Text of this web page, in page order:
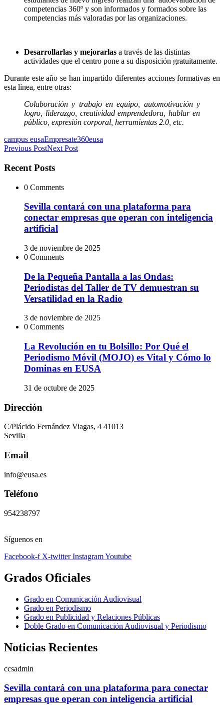
competencias 360º y son informados y formados sobre las
competencias más valoradas por las organizaciones.
Desarrollarlas y mejorarlas a través de las distintas
actividades que el centro pone a su disposición gratuitamente.
Durante este año se han impartido diferentes acciones formativas en
esta línea, entre otras:
Colaboración y trabajo en equipo, automotivación y
logro, liderazgo, creatividad emprendedora, hablar en
público, expresión corporal, herramientas 2.0, etc.
campus eusaEmpresate360eusa
Previous PostNext Post
Recent Posts
0 Comments
Sevilla contará con una plataforma para
conectar empresas que operan con inteligencia
artificial
3 de noviembre de 2025
0 Comments
De la Pequeña Pantalla a las Ondas:
Periodistas del Taller de TV demuestran su
Versatilidad en la Radio
3 de noviembre de 2025
0 Comments
La Revolución en tu Bolsillo: Por Qué el
Periodismo Móvil (MOJO) es Vital y Cómo lo
Dominas en EUSA
31 de octubre de 2025
Dirección
C/Plácido Fernández Viagas, 4 41013
Sevilla
Email
info@eusa.es
Teléfono
954238797
Síguenos en
Facebook-f X-twitter InstagramYoutube
Grados Oficiales
Grado en Comunicación Audiovisual
Grado en Periodismo
Grado en Publicidad y Relaciones Públicas
Doble Grado en Comunicación Audiovisual y Periodismo
Noticias Recientes
ccsadmin
Sevilla contará con una plataforma para conectar
empresas que operan con inteligencia artificial